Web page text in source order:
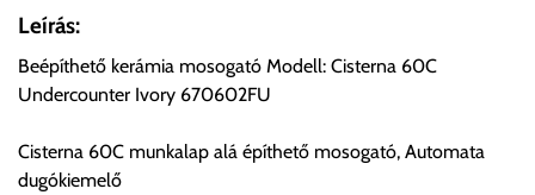
Önnek lehetősége van rendelését a beérkezést követően
ingyenesen átvenni Budapesti Cégcsoportunk Stúdiójában
előre egyeztetett időpontban.
Leírás:
Beépíthető kerámia mosogató Modell: Cisterna 60C
Undercounter Ivory 670602FU
Cisterna 60C munkalap alá építhető mosogató, Automata
dugókiemelő